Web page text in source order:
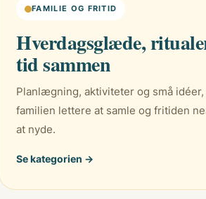
FAMILIE OG FRITID
Hverdagsglæde,
tid sammen
Planlægning, aktiviteter og små
familien lettere at samle og fritiden
at nyde.
Se kategorien →